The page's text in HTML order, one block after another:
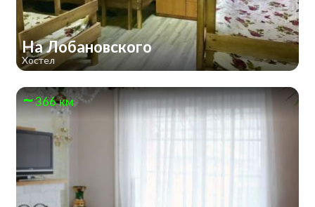
На Лобановского
Хостел
366 км